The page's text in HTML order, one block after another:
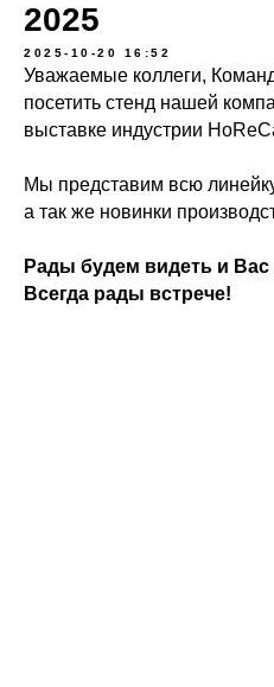
2025
2025-10-20 16:52
Уважаемые коллеги,
посетить стенд нашей
выставке индустрии
Мы представим всю
а так же новинки
Рады будем видеть и
Всегда рады встрече!